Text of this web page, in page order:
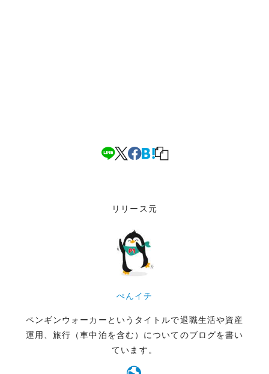
リリース元
ぺんイチ
ペンギンウォーカーというタイトルで退職生活や資産
運用、旅行（車中泊を含む）についてのブログを書い
ています。